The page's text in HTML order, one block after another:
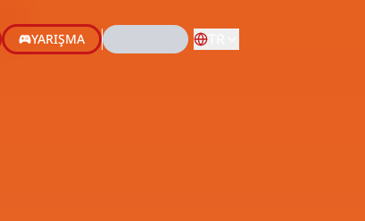
YARIŞMA